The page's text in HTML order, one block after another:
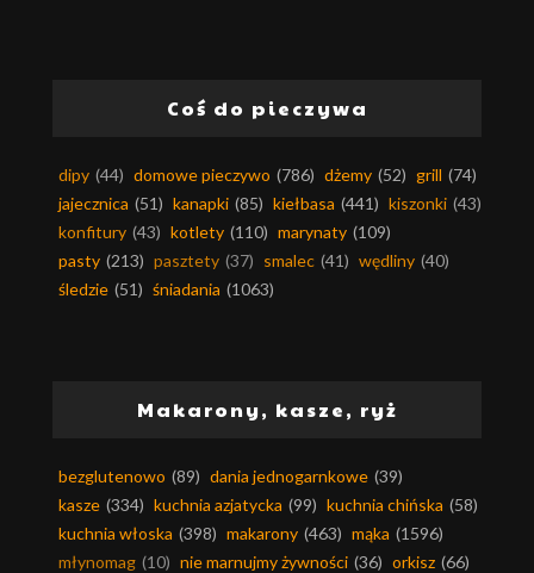
Coś do pieczywa
dipy (44) domowe pieczywo (786) dżemy (52) grill (74)
jajecznica (51) kanapki (85) kiełbasa (441) kiszonki (43)
konfitury (43) kotlety (110) marynaty (109)
pasty (213) pasztety (37) smalec (41) wędliny (40)
śledzie (51) śniadania (1063)
Makarony, kasze, ryż
bezglutenowo (89) dania jednogarnkowe (39)
kasze (334) kuchnia azjatycka (99) kuchnia chińska (58)
kuchnia włoska (398) makarony (463) mąka (1596)
młynomag (10) nie marnujmy żywności (36) orkisz (66)